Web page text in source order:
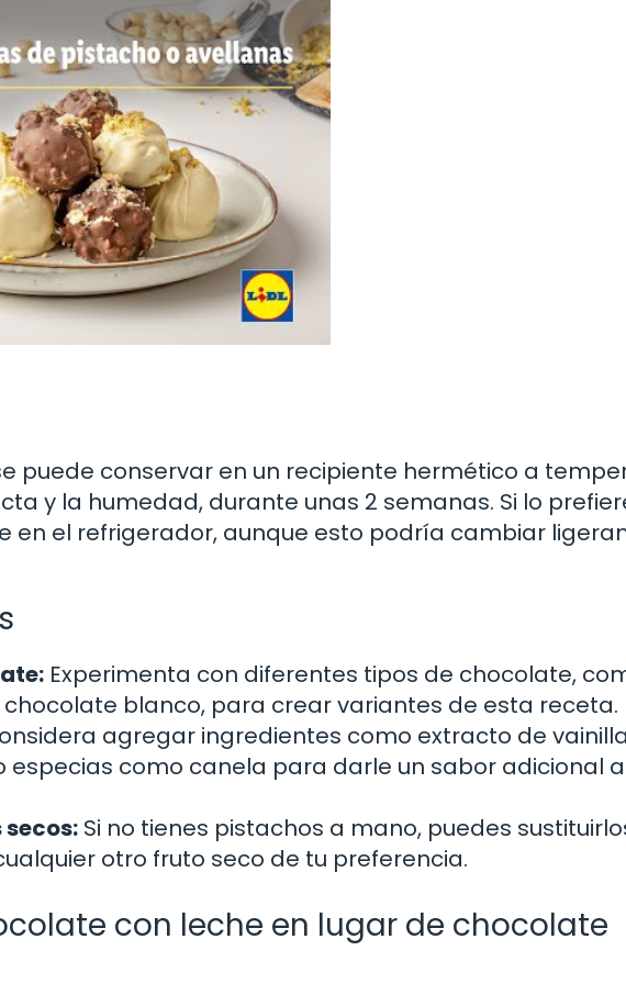
puede conservar en un recipiente hermético a
y la humedad, durante unas 2 semanas. Si lo
en el refrigerador, aunque esto podría cambiar
Experimenta con diferentes tipos de chocolate,
blanco, para crear variantes de esta receta.
agregar ingredientes como extracto de
especias como canela para darle un sabor adicional
Si no tienes pistachos a mano, puedes
otro fruto seco de tu preferencia.
con leche en lugar de chocolate